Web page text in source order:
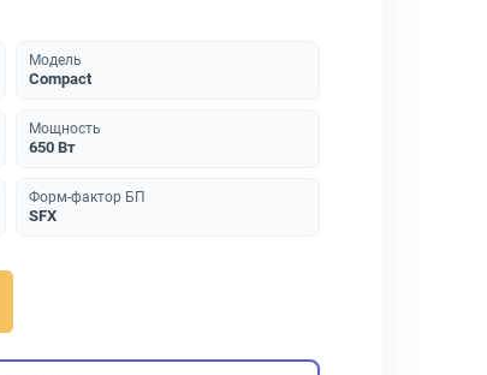
Модель
Compact
Мощность
650 Вт
Форм-фактор БП
SFX